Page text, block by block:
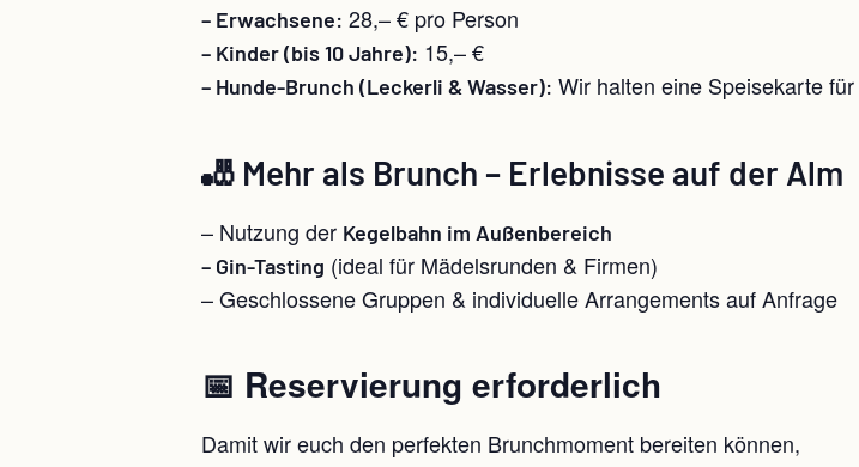
– Erwachsene: 28,– € pro Person
– Kinder (bis 10 Jahre): 15,– €
– Hunde-Brunch (Leckerli & Wasser): Wir halten eine Speisekarte
🎳 Mehr als Brunch – Erlebnisse auf der Alm
– Nutzung der Kegelbahn im Außenbereich
– Gin-Tasting (ideal für Mädelsrunden & Firmen)
– Geschlossene Gruppen & individuelle Arrangements auf Anfrage
📅 Reservierung erforderlich
Damit wir euch den perfekten Brunchmoment bereiten können,